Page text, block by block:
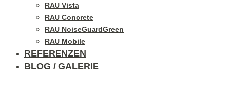
RAU Vista
RAU Concrete
RAU NoiseGuardGreen
RAU Mobile
REFERENZEN
BLOG / GALERIE